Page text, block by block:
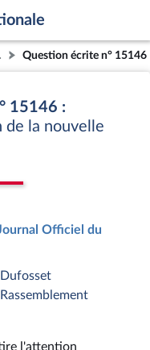
Question écrite n° 15146
15146 :
la nouvelle
Officiel du
l'attention